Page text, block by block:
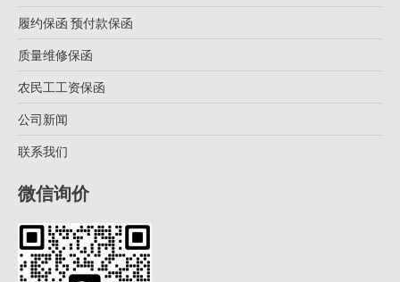
履约保函 预付款保函
质量维修保函
农民工工资保函
公司新闻
联系我们
微信询价